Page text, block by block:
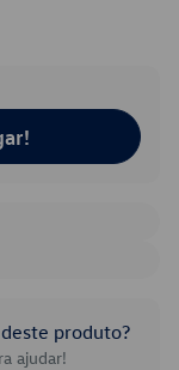
produto?
ajudar!